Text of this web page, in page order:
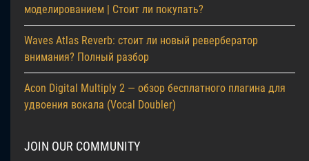
моделированием | Стоит ли покупать?
Waves Atlas Reverb: стоит ли новый ревербератор
внимания? Полный разбор
Acon Digital Multiply 2 — обзор бесплатного плагина для
удвоения вокала (Vocal Doubler)
JOIN OUR COMMUNITY